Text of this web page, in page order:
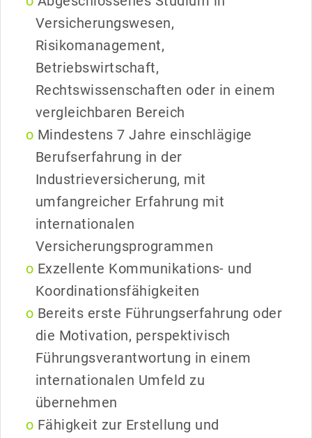
Versicherungswesen,
Risikomanagement,
Betriebswirtschaft,
Rechtswissenschaften oder in einem
vergleichbaren Bereich
Mindestens 7 Jahre einschlägige
Berufserfahrung in der
Industrieversicherung, mit
umfangreicher Erfahrung mit
internationalen
Versicherungsprogrammen
Exzellente Kommunikations- und
Koordinationsfähigkeiten
Bereits erste Führungserfahrung oder
die Motivation, perspektivisch
Führungsverantwortung in einem
internationalen Umfeld zu
übernehmen
Fähigkeit zur Erstellung und